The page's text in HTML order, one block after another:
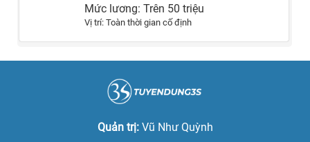
Mức lương: Trên 50 triệu
Vị trí: Toàn thời gian cố định
Quản trị: Vũ Như Quỳnh